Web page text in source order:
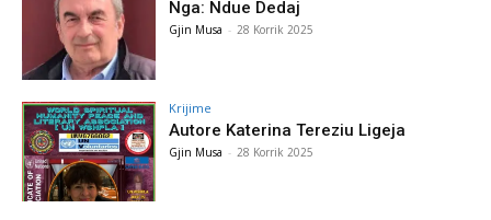
Nga: Ndue Dedaj
Gjin Musa - 28 Korrik 2025
Krijime
Autore Katerina Tereziu Ligeja
Gjin Musa - 28 Korrik 2025